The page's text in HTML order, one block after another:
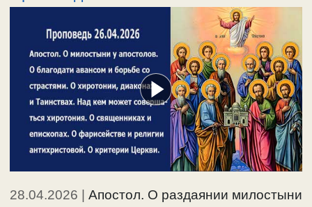
28.04.2026
Апостол. О раздаянии милостыни